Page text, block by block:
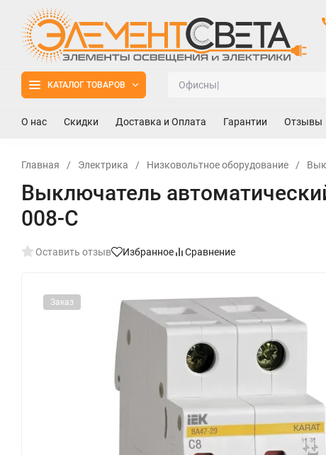
КАТАЛОГ ТОВАРОВ
О нас Скидки Доставка и Оплата Гарантии Отзывы
Главная / Электрика / Низковольтное оборудование /
Выключатель
008-C
Оставить отзыв Избранное Сравнение
Заказ